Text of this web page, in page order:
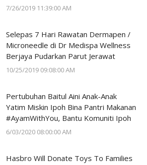
7/26/2019 11:39:00 AM
Selepas 7 Hari Rawatan Dermapen /
Microneedle di Dr Medispa Wellness
Berjaya Pudarkan Parut Jerawat
10/25/2019 09:08:00 AM
Pertubuhan Baitul Aini Anak-Anak
Yatim Miskin Ipoh Bina Pantri Makanan
#AyamWithYou, Bantu Komuniti Ipoh
6/03/2020 08:00:00 AM
Hasbro Will Donate Toys To Families